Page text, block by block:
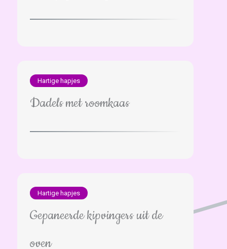
Hartige hapjes
Dadels met roomkaas
Hartige hapjes
Gepaneerde kipvingers uit de
oven